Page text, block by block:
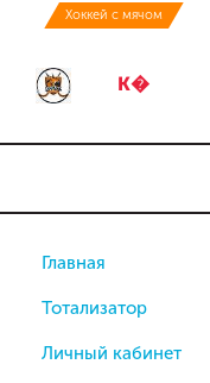
Хоккей с мячом
К�
Главная
Тотализатор
Личный кабинет